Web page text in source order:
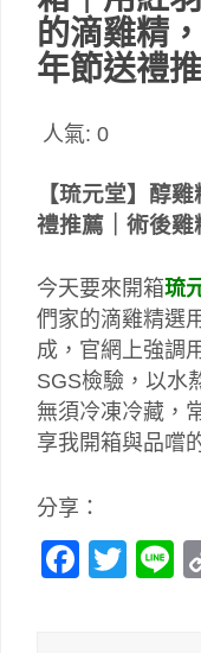
的滴雞精
年節送禮
人氣: 0
【琉元堂】醇雞
禮推薦｜術後雞
今天要來開箱琉
們家的滴雞精選
成，官網上強調
SGS檢驗，以水
無須冷凍冷藏，
享我開箱與品嚐
分享：